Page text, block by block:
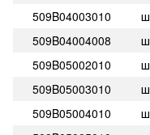
509B04003010
509B04004008
509B05002010
509B05003010
509B05004010